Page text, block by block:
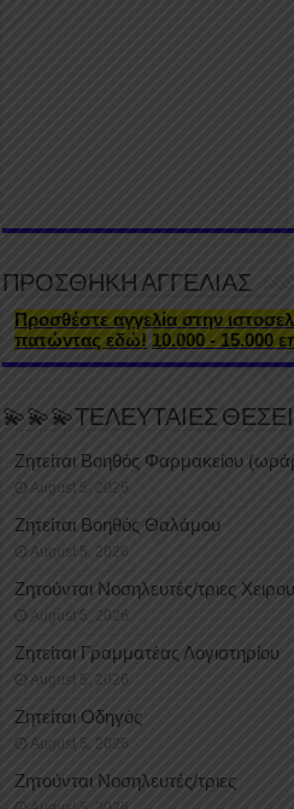
ΠΡΟΣΘΗΚΗ ΑΓΓΕΛΙΑΣ
Προσθέστε αγγελία στην
πατώντας εδώ! 10.000 - 15.000
💫💫💫ΤΕΛΕΥΤΑΙΕΣ
Ζητείται Βοηθός Φαρμακείου
August 5, 2026
Ζητείται Βοηθός Θαλάμου
August 5, 2026
Ζητούνται Νοσηλευτές/τριες
August 5, 2026
Ζητείται Γραμματέας Λογιστηρίου
August 5, 2026
Ζητείται Οδηγός
August 5, 2026
Ζητούνται Νοσηλευτές/τριες